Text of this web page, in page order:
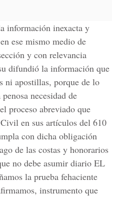
información inexacta y
ese mismo medio de
y con relevancia
difundió la información que
ni apostillas, porque de lo
necesidad de
proceso abreviado que
en sus artículos del 610
con dicha obligación
de las costas y honorarios
no debe asumir diario EL
la prueba fehaciente
instrumento que